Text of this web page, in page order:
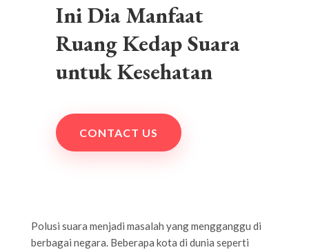
Ini Dia Manfaat
Ruang Kedap Suara
untuk Kesehatan
CONTACT US
Polusi suara menjadi masalah yang mengganggu di
berbagai negara. Beberapa kota di dunia seperti